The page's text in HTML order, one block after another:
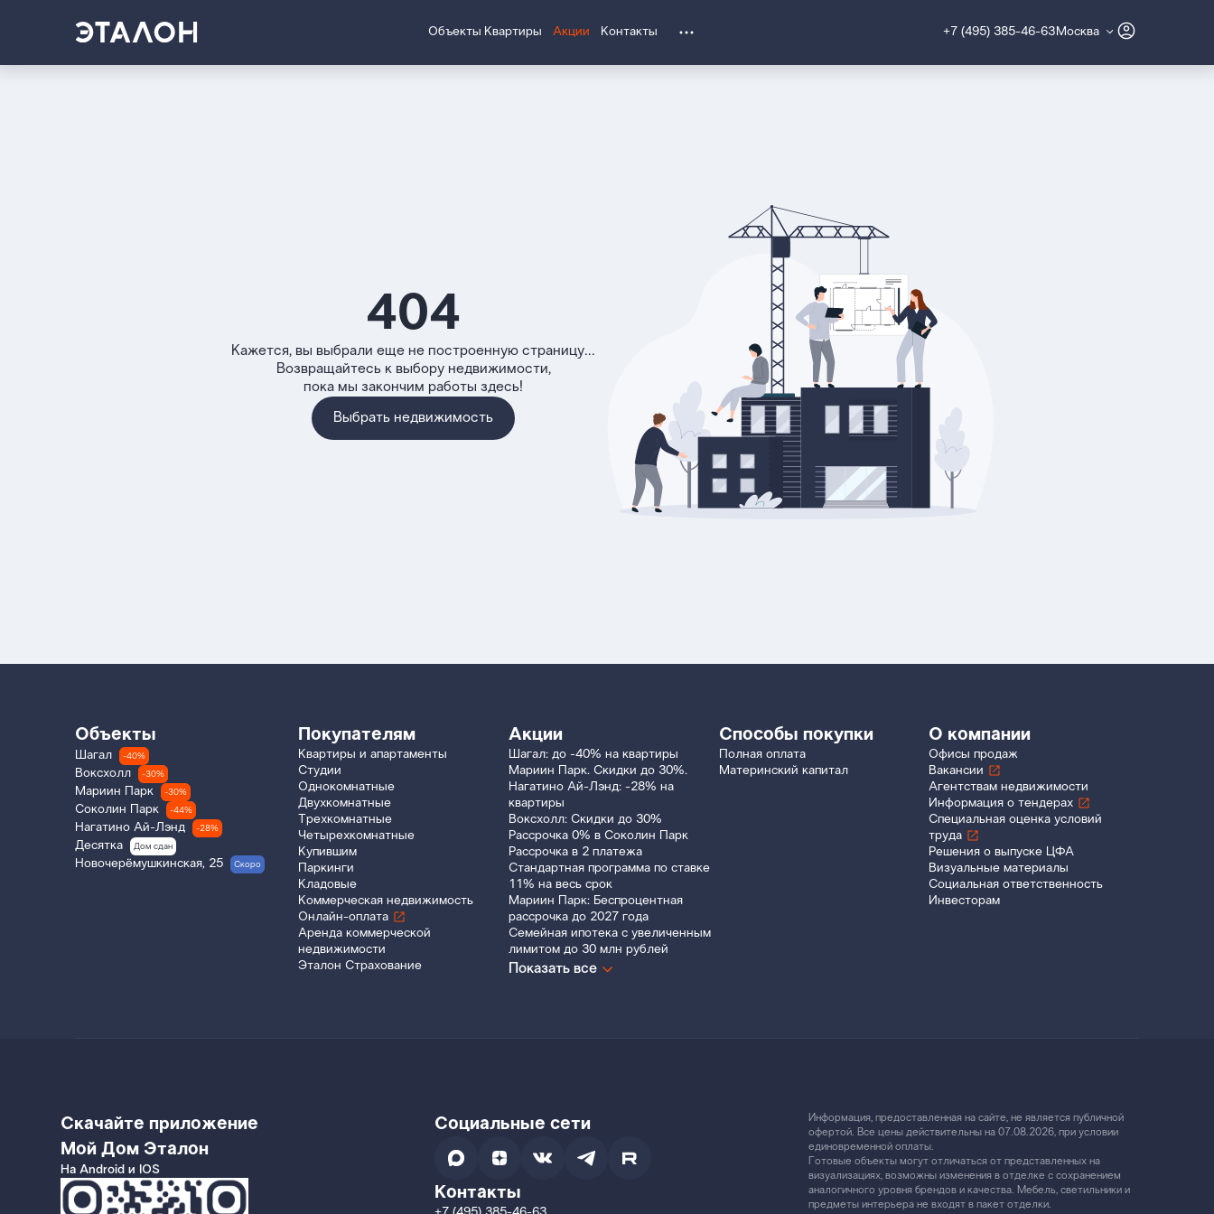
Объекты Квартиры Акции Контакты +7 (495) 385-46-63 Москва
404
Кажется, вы выбрали еще не построенную страницу...
Возвращайтесь к выбору недвижимости,
пока мы закончим работы здесь!
Выбрать недвижимость
Объекты
Шагал -40%
Воксхолл -30%
Мариин Парк -30%
Соколин Парк -44%
Нагатино Ай-Лэнд -28%
Десятка Дом сдан
Новочерёмушкинская, 25 Скоро
Покупателям
Квартиры и апартаменты
Студии
Однокомнатные
Двухкомнатные
Трехкомнатные
Четырехкомнатные
Купившим
Паркинги
Кладовые
Коммерческая недвижимость
Онлайн-оплата
Аренда коммерческой
недвижимости
Эталон Страхование
Акции
Шагал: до -40% на квартиры
Мариин Парк. Скидки до 30%.
Нагатино Ай-Лэнд: -28% на
квартиры
Воксхолл: Скидки до 30%
Рассрочка 0% в Соколин Парк
Рассрочка в 2 платежа
Стандартная программа по ставке
11% на весь срок
Мариин Парк: Беспроцентная
рассрочка до 2027 года
Семейная ипотека с увеличенным
лимитом до 30 млн рублей
Показать все
Способы покупки
Полная оплата
Материнский капитал
О компании
Офисы продаж
Вакансии
Агентствам недвижимости
Информация о тендерах
Специальная оценка условий
труда
Решения о выпуске ЦФА
Визуальные материалы
Социальная ответственность
Инвесторам
Скачайте приложение
Мой Дом Эталон
На Android и IOS
Социальные сети
Контакты
Информация, предоставленная на сайте, не является публичной
офертой. Все цены действительны на 07.08.2026, при условии
единовременной оплаты.
Готовые объекты могут отличаться от представленных на
визуализациях, возможны изменения в отделке с сохранением
аналогичного уровня брендов и качества. Мебель, светильники и
предметы интерьера не входят в пакет отделки.